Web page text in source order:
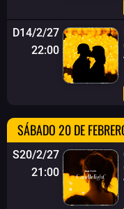
D14/2/27
22:00
SÁBADO 20 DE
S20/2/27
21:00